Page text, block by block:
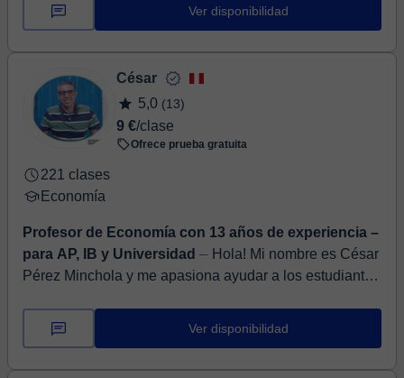
Ver disponibilidad
César
5,0 (13)
9 €/clase
Ofrece prueba gratuita
221 clases
Economía
Profesor de Economía con 13 años de experiencia –
para AP, IB y Universidad ⏤ Hola! Mi nombre es César
Pérez Minchola y me apasiona ayudar a los estudiantes
Empresarial. Soy Ec...
Ver disponibilidad